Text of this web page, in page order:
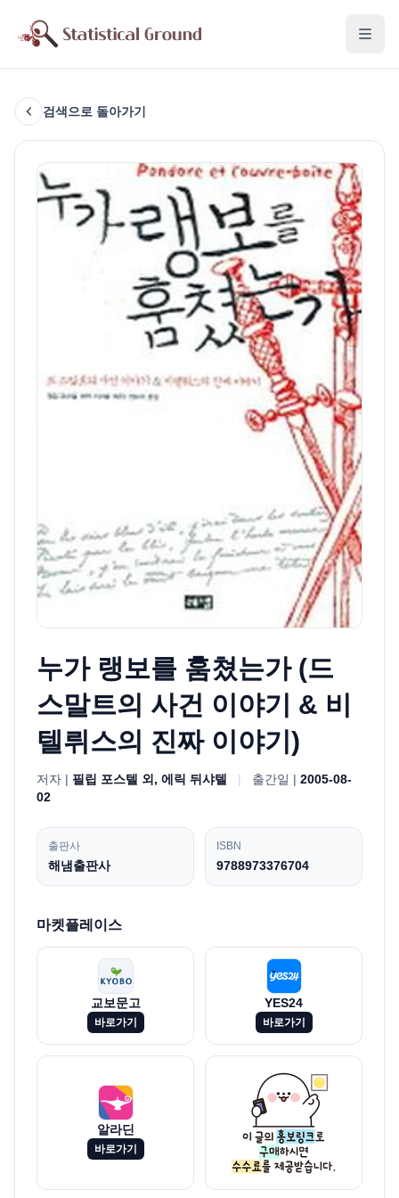
검색으로 돌아가기
누가 랭보를 훔쳤는가 (드
스말트의 사건 이야기 & 비
텔뤼스의 진짜 이야기)
저자 | 필립 포스텔 외, 에릭 뒤샤텔 | 출간일 | 2005-08-
02
출판사
해냄출판사
ISBN
9788973376704
마켓플레이스
교보문고
바로가기
YES24
바로가기
알라딘
바로가기